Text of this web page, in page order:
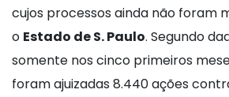
cujos processos ainda não foram
o Estado de S. Paulo. Segundo
somente nos cinco primeiros
foram ajuizadas 8.440 ações